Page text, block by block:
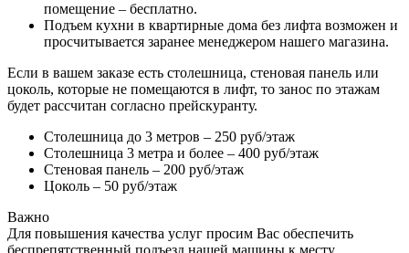
помещение – бесплатно.
Подъем кухни в квартирные дома без лифта возможен и
просчитывается заранее менеджером нашего магазина.
Если в вашем заказе есть столешница, стеновая панель или
цоколь, которые не помещаются в лифт, то занос по этажам
будет рассчитан согласно прейскуранту.
Столешница до 3 метров – 250 руб/этаж
Столешница 3 метра и более – 400 руб/этаж
Стеновая панель – 200 руб/этаж
Цоколь – 50 руб/этаж
Важно
Для повышения качества услуг просим Вас обеспечить